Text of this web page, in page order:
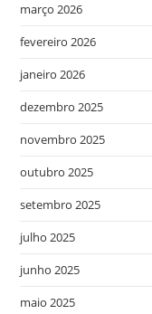
março 2026
fevereiro 2026
janeiro 2026
dezembro 2025
novembro 2025
outubro 2025
setembro 2025
julho 2025
junho 2025
maio 2025